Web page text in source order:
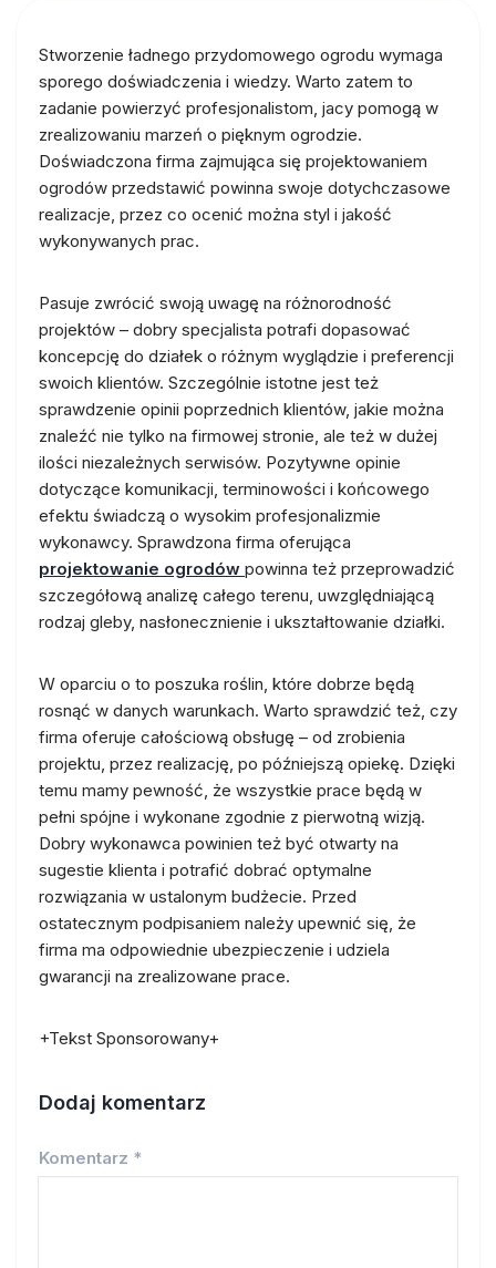
Stworzenie ładnego przydomowego ogrodu wymaga
sporego doświadczenia i wiedzy. Warto zatem to
zadanie powierzyć profesjonalistom, jacy pomogą w
zrealizowaniu marzeń o pięknym ogrodzie.
Doświadczona firma zajmująca się projektowaniem
ogrodów przedstawić powinna swoje dotychczasowe
realizacje, przez co ocenić można styl i jakość
wykonywanych prac.
Pasuje zwrócić swoją uwagę na różnorodność
projektów – dobry specjalista potrafi dopasować
koncepcję do działek o różnym wyglądzie i preferencji
swoich klientów. Szczególnie istotne jest też
sprawdzenie opinii poprzednich klientów, jakie można
znaleźć nie tylko na firmowej stronie, ale też w dużej
ilości niezależnych serwisów. Pozytywne opinie
dotyczące komunikacji, terminowości i końcowego
efektu świadczą o wysokim profesjonalizmie
wykonawcy. Sprawdzona firma oferująca
projektowanie ogrodów powinna też przeprowadzić
szczegółową analizę całego terenu, uwzględniającą
rodzaj gleby, nasłonecznienie i ukształtowanie działki.
W oparciu o to poszuka roślin, które dobrze będą
rosnąć w danych warunkach. Warto sprawdzić też, czy
firma oferuje całościową obsługę – od zrobienia
projektu, przez realizację, po późniejszą opiekę. Dzięki
temu mamy pewność, że wszystkie prace będą w
pełni spójne i wykonane zgodnie z pierwotną wizją.
Dobry wykonawca powinien też być otwarty na
sugestie klienta i potrafić dobrać optymalne
rozwiązania w ustalonym budżecie. Przed
ostatecznym podpisaniem należy upewnić się, że
firma ma odpowiednie ubezpieczenie i udziela
gwarancji na zrealizowane prace.
+Tekst Sponsorowany+
Dodaj komentarz
Komentarz *